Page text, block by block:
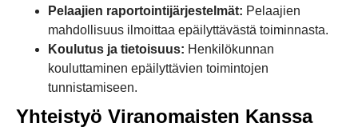
Pelaajien raportointijärjestelmät: Pelaajien
mahdollisuus ilmoittaa epäilyttävästä toiminnasta.
Koulutus ja tietoisuus: Henkilökunnan
kouluttaminen epäilyttävien toimintojen
tunnistamiseen.
Yhteistyö Viranomaisten Kanssa